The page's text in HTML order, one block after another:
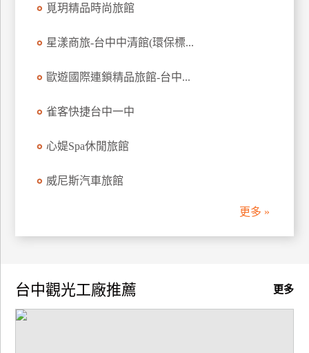
飯
作
覓玥精品時尚旅館
星漾商旅-台中中清館(環保標...
歐遊國際連鎖精品旅館-台中...
雀客快捷台中一中
心媞Spa休閒旅館
威尼斯汽車旅館
更多 »
更多
台中觀光工廠推薦